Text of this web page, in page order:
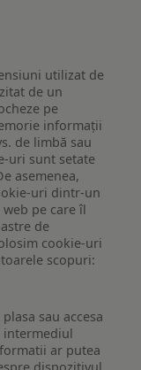
utilizat de
de un
pe
informații
de limbă sau
uri sunt setate
asemenea,
uri dintr-un
pe care îl
de
cookie-uri
scopuri:
sau accesa
ar putea